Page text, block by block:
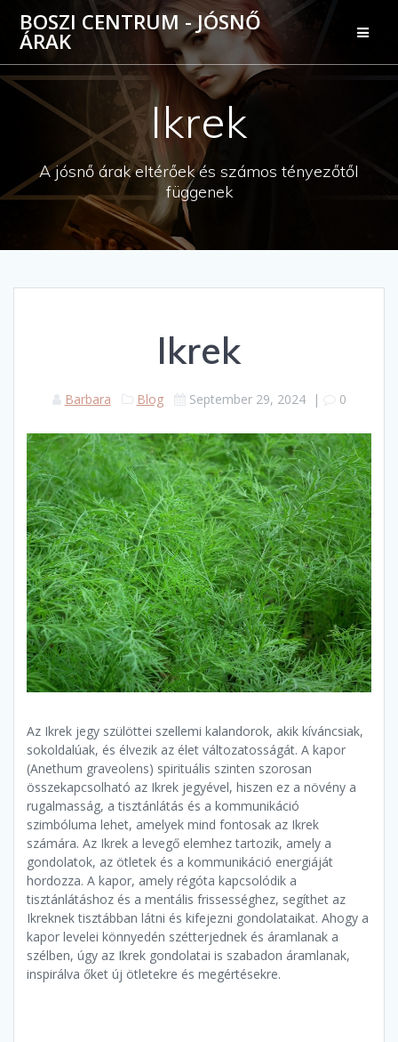
Skip
to
content
BOSZI CENTRUM - JÓSNŐ
ÁRAK
Ikrek
A jósnő árak eltérőek és számos tényezőtől
függenek
Ikrek
Barbara Blog September 29, 2024| 0
Az Ikrek jegy szülöttei szellemi kalandorok, akik kíváncsiak,
sokoldalúak, és élvezik az élet változatosságát. A kapor
(Anethum graveolens) spirituális szinten szorosan
összekapcsolható az Ikrek jegyével, hiszen ez a növény a
rugalmasság, a tisztánlátás és a kommunikáció
szimbóluma lehet, amelyek mind fontosak az Ikrek
számára. Az Ikrek a levegő elemhez tartozik, amely a
gondolatok, az ötletek és a kommunikáció energiáját
hordozza. A kapor, amely régóta kapcsolódik a
tisztánlátáshoz és a mentális frissességhez, segíthet az
Ikreknek tisztábban látni és kifejezni gondolataikat. Ahogy a
kapor levelei könnyedén szétterjednek és áramlanak a
szélben, úgy az Ikrek gondolatai is szabadon áramlanak,
inspirálva őket új ötletekre és megértésekre.